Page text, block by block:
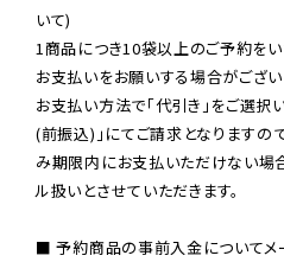
いて)
1商品につき10袋以上のご予約を
お支払いをお願いする場合がござい
お支払い方法で「代引き」をご選択
(前振込)」にてご請求となりますの
み期限内にお支払いただけない場
ル扱いとさせていただきます。
■ 予約商品の事前入金についてメ